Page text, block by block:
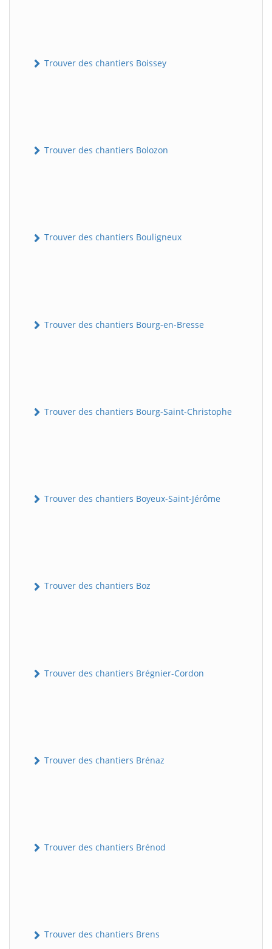
Trouver des chantiers Boissey
Trouver des chantiers Bolozon
Trouver des chantiers Bouligneux
Trouver des chantiers Bourg-en-Bresse
Trouver des chantiers Bourg-Saint-Christophe
Trouver des chantiers Boyeux-Saint-Jérôme
Trouver des chantiers Boz
Trouver des chantiers Brégnier-Cordon
Trouver des chantiers Brénaz
Trouver des chantiers Brénod
Trouver des chantiers Brens